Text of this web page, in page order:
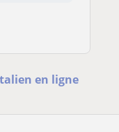
en ligne